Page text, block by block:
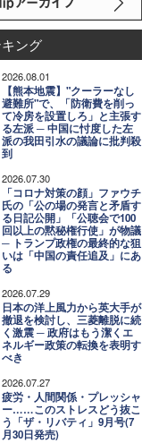
ング
2026.08.01
【熊本地震】"クーラーなし
避難所"で、「防衛費を削っ
て冷房を設置しろ」と主張す
る左派 ─ 中国に忖度した左
派の我田引水の議論に批判殺
到
2026.07.30
「コロナ対策の顔」ファウチ
氏の「公の場の発言と矛盾す
る日記公開」「公聴会で100
回以上の黙秘権行使」が物議
─ トランプ政権の最終的な狙
いは「中国の責任追及」にあ
る
2026.07.29
日本の洋上風力から英大手が
撤退を検討し、三菱離脱に続
く激震 ─ 政府はもう潔くエ
ネルギー政策の転換を表明す
べき
2026.07.27
疲労・人間関係・プレッシャ
ー……このストレスどう抜こ
う「ザ・リバティ」9月号(7
月30日発売)